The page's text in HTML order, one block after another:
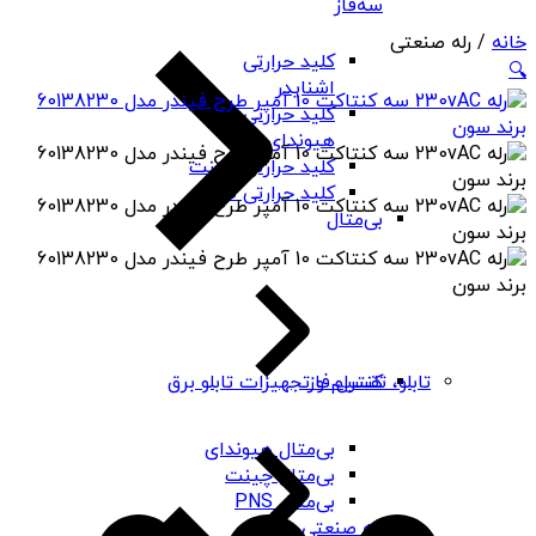
کلید حرارتی
اشنایدر
کلید حرارتی
هیوندای
کلید حرارتی چینت
کلید حرارتی PNS
بی‌متال
بی‌متال هیوندای
بی‌متال چینت
بی‌متال PNS
رله صنعتی
سه‌فاز
کنترل فاز
تابلو، تقسیم و تجهیزات تابلو برق
خانه / رله صنعتی
🔍